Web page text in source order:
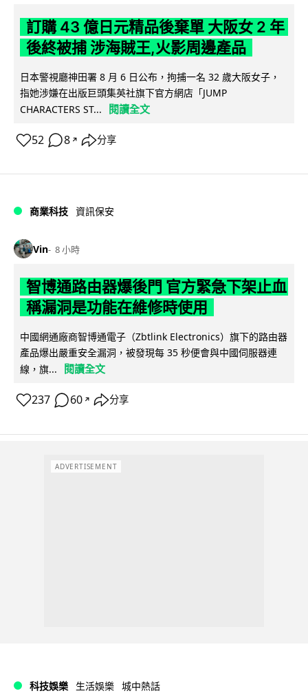
訂購 43 億日元精品後棄單 大阪女 2 年
後終被捕 涉海賊王,火影周邊產品
日本警視廳神田署 8 月 6 日公布，拘捕一名 32 歲大阪女子，
指她涉嫌在出版巨頭集英社旗下官方網店「JUMP
CHARACTERS ST...
閱讀全文
52 8 ↗ 分享
商業科技 資訊保安
Vin 8 小時
智博通路由器爆後門 官方緊急下架止血
稱漏洞是功能在維修時使用
中國網通廠商智博通電子（Zbtlink Electronics）旗下的路由器
產品爆出嚴重安全漏洞，被發現每 35 秒便會與中國伺服器連
線，旗...
閱讀全文
237 60 ↗ 分享
ADVERTISEMENT
科技娛樂 生活娛樂 城中熱話